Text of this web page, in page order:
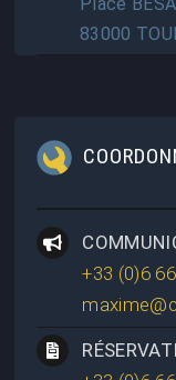
83000
+33 (0)6